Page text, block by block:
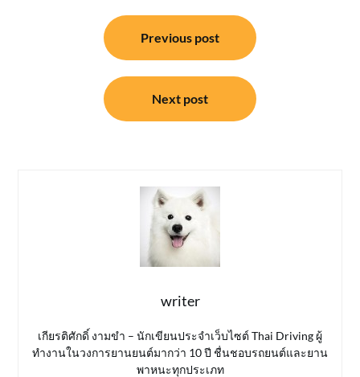
Previous post
Next post
writer
เกียรติศักดิ์ งามขำ – นักเขียนประจำเว็บไซต์ Thai Driving ผู้
ทำงานในวงการยานยนต์มากว่า 10 ปี ชื่นชอบรถยนต์และยาน
พาหนะทุกประเภท